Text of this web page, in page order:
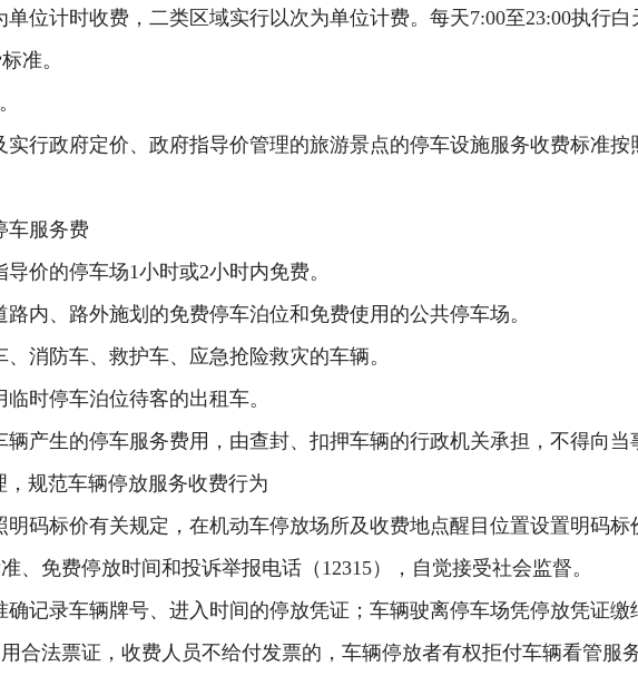
单位计时收费 ， 二类区域实行以次为单位计费。 每天7:00至23:00执行白
准。
。
实行政府定价、政府指导价管理的旅游景点的停车设施服务收费标准按
车服务费
导价的停车场1小时或2小时内免费。
路内、路外施划的免费停车泊位和免费使用的公共停车场。
消防车、救护车、应急抢险救灾的车辆。
时停车泊位待客的出租车。
产生的停车服务费用，由查封、扣押车辆的行政机关承担，不得向当
，规范车辆停放服务收费行为
码标价有关规定，在机动车停放场所及收费地点醒目位置设置明码标
、 免费停放时间和投诉举报电话 （ 12315）
，自觉接受社会监督。
确记录车辆牌号、进入时间的停放凭证；车辆驶离停车场凭停放凭证缴
合法票证 ， 收费人员不给付发票的，车辆停放者有权拒付车辆看管服务